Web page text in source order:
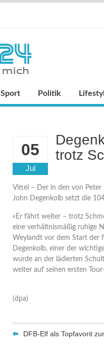
Sport Politik
05
Jul
trotz
Vittel – Der in den von Peter
John Degenkolb setzt die
«Er fährt weiter – trotz
eine verhältnismäßig ruhige
Weylandt vor dem Start der
Degenkolb, einer der
wurde an der lädierten
weiter auf seinen ersten
(dpa)
DFB-Elf als Topfavorit